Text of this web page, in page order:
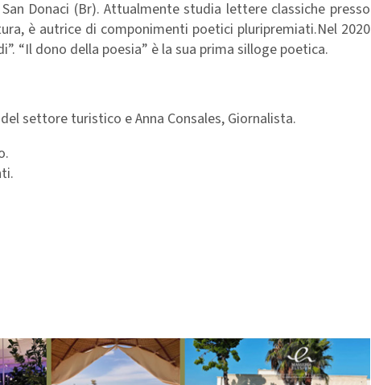
San Donaci (Br). Attualmente studia lettere classiche presso
è autrice di componimenti poetici pluripremiati.Nel 2020
“Il dono della poesia” è la sua prima silloge poetica.
settore turistico e Anna Consales, Giornalista.